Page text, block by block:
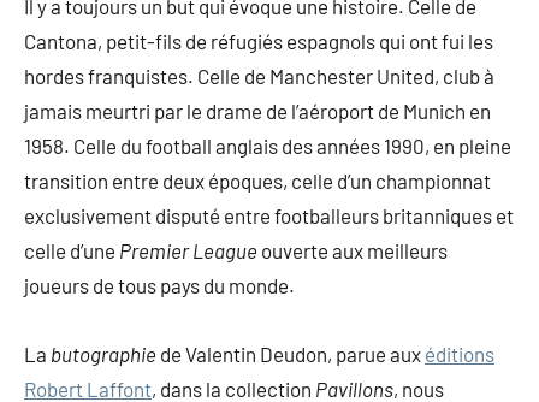
Il y a toujours un but qui évoque une histoire. Celle de
Cantona, petit-fils de réfugiés espagnols qui ont fui les
hordes franquistes. Celle de Manchester United, club à
jamais meurtri par le drame de l’aéroport de Munich en
1958. Celle du football anglais des années 1990, en pleine
transition entre deux époques, celle d’un championnat
exclusivement disputé entre footballeurs britanniques et
celle d’une Premier League ouverte aux meilleurs
joueurs de tous pays du monde.
La butographie de Valentin Deudon, parue aux éditions
Robert Laffont, dans la collection Pavillons, nous